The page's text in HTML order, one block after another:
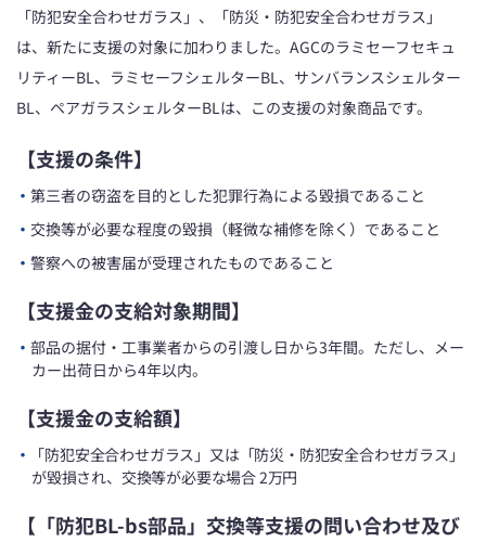
「防犯安全合わせガラス」、「防災・防犯安全合わせガラス」
は、新たに支援の対象に加わりました。AGCのラミセーフセキュ
リティーBL、ラミセーフシェルターBL、サンバランスシェルター
BL、ペアガラスシェルターBLは、この支援の対象商品です。
【支援の条件】
・ 第三者の窃盗を目的とした犯罪行為による毀損であること
・ 交換等が必要な程度の毀損（軽微な補修を除く）であること
・ 警察への被害届が受理されたものであること
【支援金の支給対象期間】
・ 部品の据付・工事業者からの引渡し日から3年間。ただし、メー
カー出荷日から4年以内。
【支援金の支給額】
・
「防犯安全合わせガラス」又は「防災・防犯安全合わせガラス」
が毀損され、交換等が必要な場合 2万円
【「防犯BL-bs部品」交換等支援の問い合わせ及び